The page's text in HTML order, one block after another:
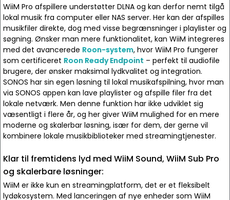
WiiM Pro afspillere understøtter DLNA og kan derfor nemt tilgå
lokal musik fra computer eller NAS server. Her kan der afspilles
musikfiler direkte, dog med visse begrænsninger i playlister og
søgning. Ønsker man mere funktionalitet, kan WiiM integreres
med det avancerede Roon-system, hvor WiiM Pro fungerer
som certificeret Roon Ready Endpoint – perfekt til audiofile
brugere, der ønsker maksimal lydkvalitet og integration.
SONOS har sin egen løsning til lokal musikafspilning, hvor man
via SONOS appen kan lave playlister og afspille filer fra det
lokale netværk. Men denne funktion har ikke udviklet sig
væsentligt i flere år, og her giver WiiM mulighed for en mere
moderne og skalerbar løsning, især for dem, der gerne vil
kombinere lokale musikbiblioteker med streamingtjenester.
Klar til fremtidens lyd med WiiM Sound, WiiM Sub Pro
og skalerbare løsninger:
WiiM er ikke kun en streamingplatform, det er et fleksibelt
lydøkosystem. Med lanceringen af nye enheder som WiiM